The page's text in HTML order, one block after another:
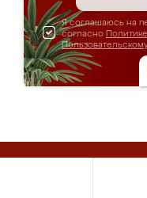
Я соглашаюсь на
согласно